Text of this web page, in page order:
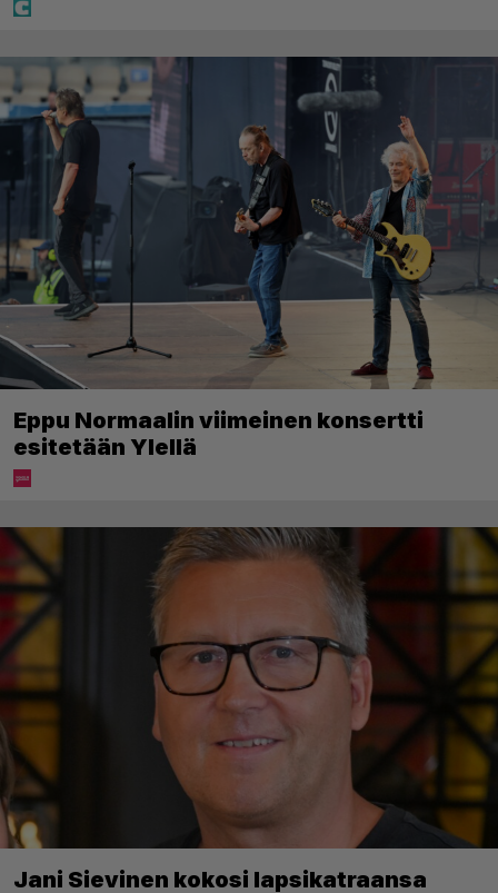
Eppu Normaalin viimeinen konsertti
esitetään Ylellä
Jani Sievinen kokosi lapsikatraansa